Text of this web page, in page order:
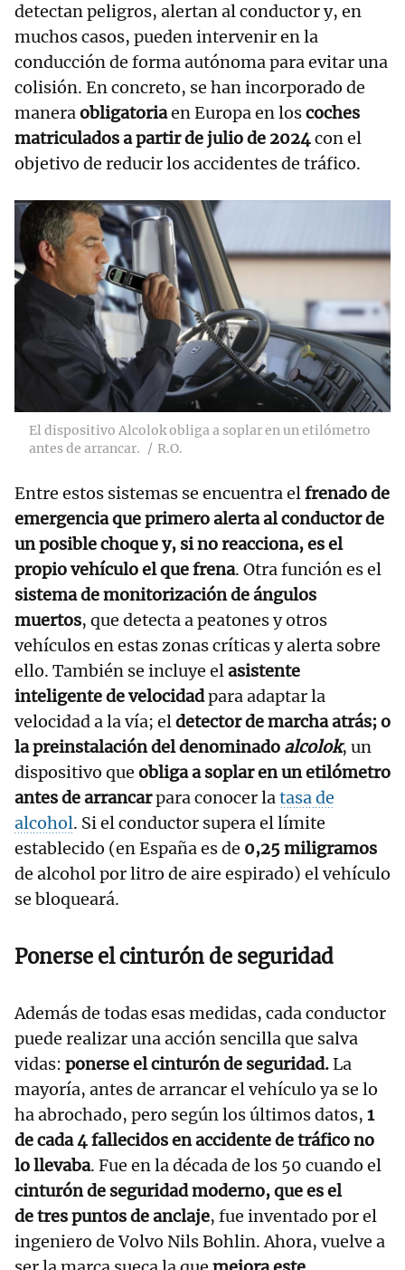
detectan peligros, alertan al conductor y, en
muchos casos, pueden intervenir en la
conducción de forma autónoma para evitar una
colisión. En concreto, se han incorporado de
maneraobligatoriaen Europa en loscoches
matriculados a partir de julio de 2024con el
objetivo de reducir los accidentes de tráfico.
El dispositivo Alcolok obliga a soplar en un etilómetro
antes de arrancar.
R.O.
Entre estos sistemas se encuentra elfrenado de
emergencia que primero alerta al conductor de
un posible choque y, si no reacciona, es el
propio vehículo el que frena. Otra función es el
sistema de monitorización de ángulos
muertos, que detecta a peatones y otros
vehículos en estas zonas críticas y alerta sobre
ello. También se incluye elasistente
inteligente de velocidadpara adaptar la
velocidad a la vía; eldetector de marcha atrás; o
la preinstalación del denominado alcolok, un
dispositivo que obliga a soplar en un etilómetro
antes de arrancarpara conocer latasa de
alcohol. Si el conductor supera el límite
establecido (en España es de 0,25 miligramos
de alcohol por litro de aire espirado) el vehículo
se bloqueará.
Ponerse el cinturón de seguridad
Además de todas esas medidas, cada conductor
puede realizar una acción sencilla que salva
vidas: ponerse elcinturón de seguridad.La
mayoría, antes de arrancar el vehículo ya se lo
ha abrochado, pero según los últimos datos, 1
de cada 4 fallecidos en accidente de tráfico no
lo llevaba. Fue en la década de los 50 cuando el
cinturón de seguridad moderno, que es el
de tres puntos de anclaje, fue inventado por el
ingeniero de Volvo Nils Bohlin. Ahora, vuelve a